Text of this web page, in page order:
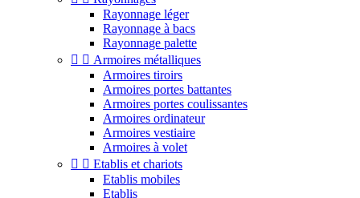
Rayonnage léger
Rayonnage à bacs
Rayonnage palette
  Armoires métalliques
Armoires tiroirs
Armoires portes battantes
Armoires portes coulissantes
Armoires ordinateur
Armoires vestiaire
Armoires à volet
  Etablis et chariots
Etablis mobiles
Etablis